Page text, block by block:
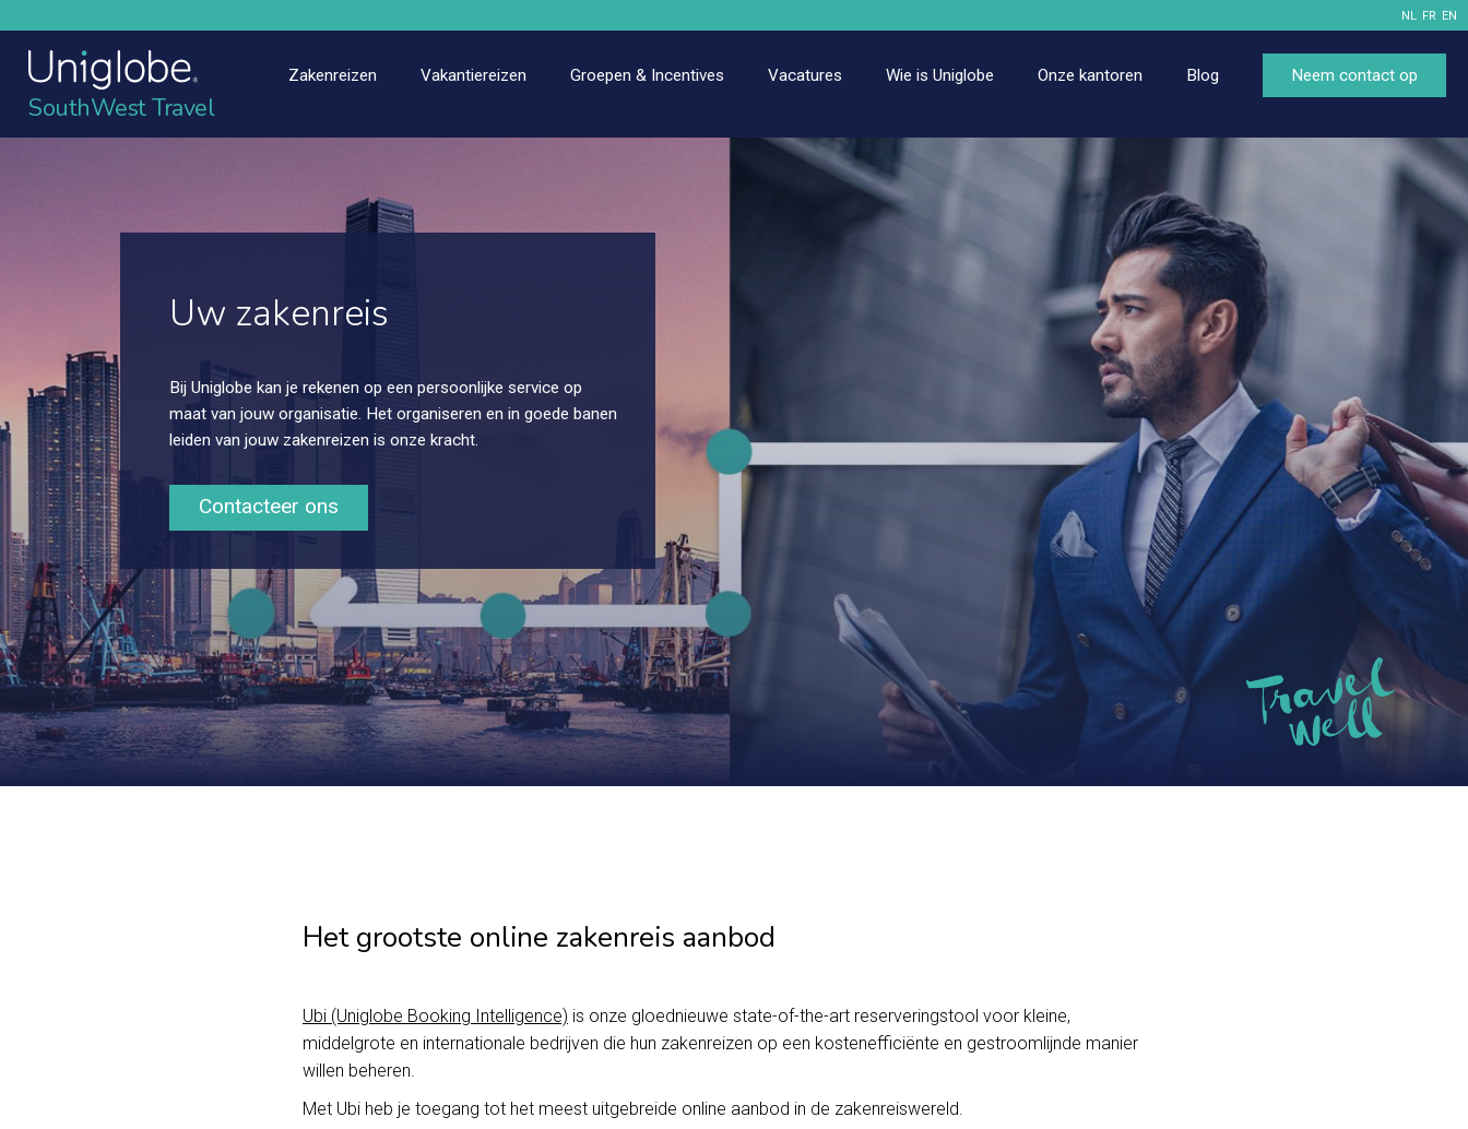
NL FR EN
SouthWest Travel
Zakenreizen Vakantiereizen Groepen & Incentives Vacatures Wie is Uniglobe Onze kantoren Blog Neem contact op
Uw zakenreis
Bij Uniglobe kan je rekenen op een persoonlijke service op
maat van jouw organisatie. Het organiseren en in goede banen
leiden van jouw zakenreizen is onze kracht.
Contacteer ons
Het grootste online zakenreis aanbod
Ubi (Uniglobe Booking Intelligence) is onze gloednieuwe state-of-the-art reserveringstool voor kleine,
middelgrote en internationale bedrijven die hun zakenreizen op een kostenefficiënte en gestroomlijnde manier
willen beheren.
Met Ubi heb je toegang tot het meest uitgebreide online aanbod in de zakenreiswereld.